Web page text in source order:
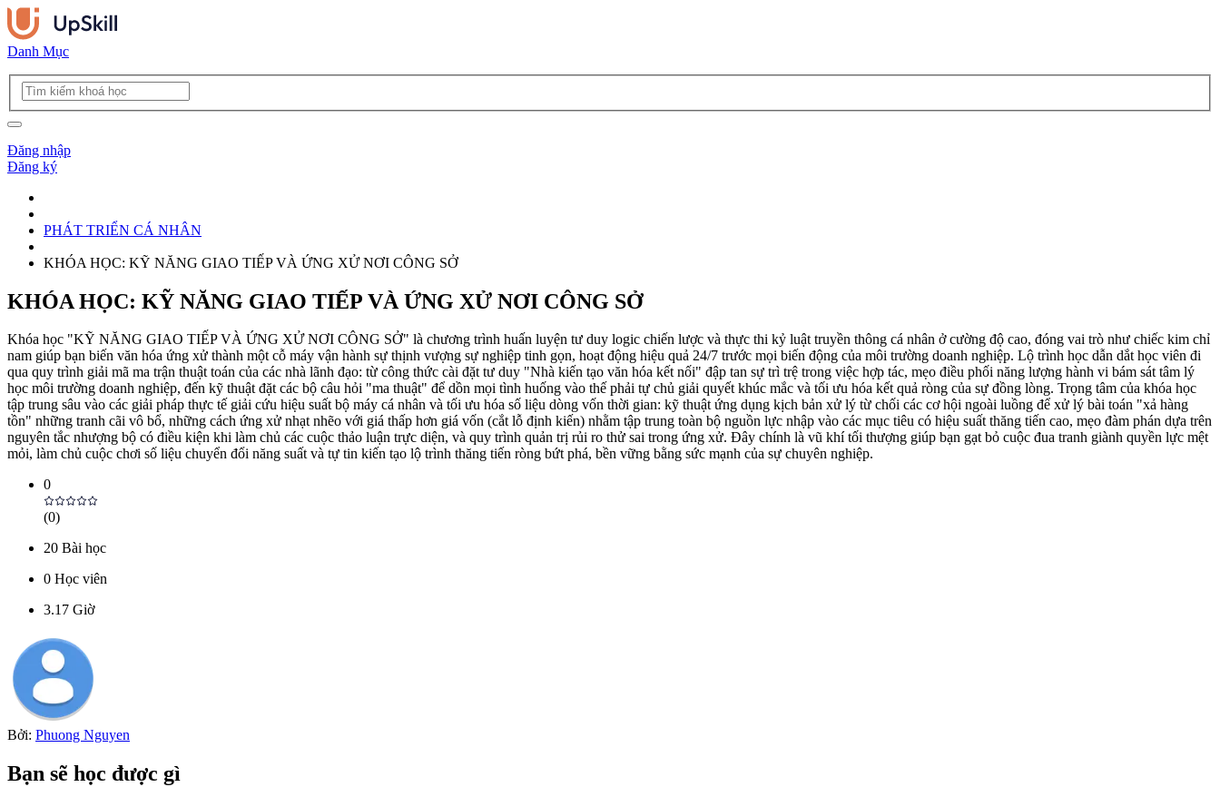
Danh Mục
Đăng nhập
Đăng ký
PHÁT TRIỂN CÁ NHÂN
KHÓA HỌC: KỸ NĂNG GIAO TIẾP VÀ ỨNG XỬ NƠI CÔNG SỞ
KHÓA HỌC: KỸ NĂNG GIAO TIẾP VÀ ỨNG XỬ NƠI CÔNG SỞ
Khóa học "KỸ NĂNG GIAO TIẾP VÀ ỨNG XỬ NƠI CÔNG SỞ" là chương trình huấn luyện tư duy logic chiến lược và thực thi kỷ luật truyền thông cá nhân ở cường độ cao, đóng vai trò như chiếc kim chỉ
nam giúp bạn biến văn hóa ứng xử thành một cỗ máy vận hành sự thịnh vượng sự nghiệp tinh gọn, hoạt động hiệu quả 24/7 trước mọi biến động của môi trường doanh nghiệp. Lộ trình học dẫn dắt học viên đi
qua quy trình giải mã ma trận thuật toán của các nhà lãnh đạo: từ công thức cài đặt tư duy "Nhà kiến tạo văn hóa kết nối" đập tan sự trì trệ trong việc hợp tác, mẹo điều phối năng lượng hành vi bám sát tâm lý
học môi trường doanh nghiệp, đến kỹ thuật đặt các bộ câu hỏi "ma thuật" để dồn mọi tình huống vào thế phải tự chủ giải quyết khúc mắc và tối ưu hóa kết quả ròng của sự đồng lòng. Trọng tâm của khóa học
tập trung sâu vào các giải pháp thực tế giải cứu hiệu suất bộ máy cá nhân và tối ưu hóa số liệu dòng vốn thời gian: kỹ thuật ứng dụng kịch bản xử lý từ chối các cơ hội ngoài luồng để xử lý bài toán "xả hàng
tồn" những tranh cãi vô bổ, những cách ứng xử nhạt nhẽo với giá thấp hơn giá vốn (cắt lỗ định kiến) nhằm tập trung toàn bộ nguồn lực nhập vào các mục tiêu có hiệu suất thăng tiến cao, mẹo đàm phán dựa trên
nguyên tắc nhượng bộ có điều kiện khi làm chủ các cuộc thảo luận trực diện, và quy trình quản trị rủi ro thử sai trong ứng xử. Đây chính là vũ khí tối thượng giúp bạn gạt bỏ cuộc đua tranh giành quyền lực mệt
mỏi, làm chủ cuộc chơi số liệu chuyển đổi năng suất và tự tin kiến tạo lộ trình thăng tiến ròng bứt phá, bền vững bằng sức mạnh của sự chuyên nghiệp.
0
(0)
20 Bài học
0 Học viên
3.17 Giờ
Bởi: Phuong Nguyen
Bạn sẽ học được gì